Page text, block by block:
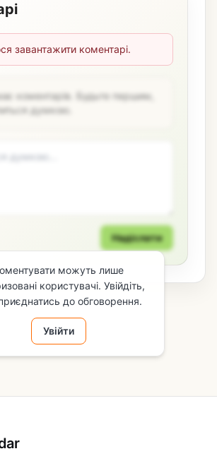
завантажити коментарі.
коментарів. Будьте першим,
думкою.
Надіслати
можуть лише
користувачі. Увійдіть,
до обговорення.
Увійти